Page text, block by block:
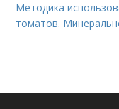
Методика
томатов.